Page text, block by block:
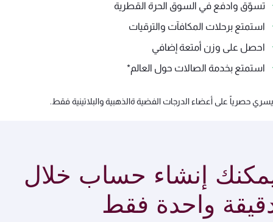
تسوّق وادفع في السوق الحرة القطرية
استمتع برحلات المكافآت والترقيات
احصل على وزن أمتعة إضافي
استمتع بخدمة الصالات حول العالم*
يسري حصرياً على أعضاء الدرجات الفضية ةالذهبية والبلاتينية فقط.
إنشاء حساب خلال
واحدة فقط